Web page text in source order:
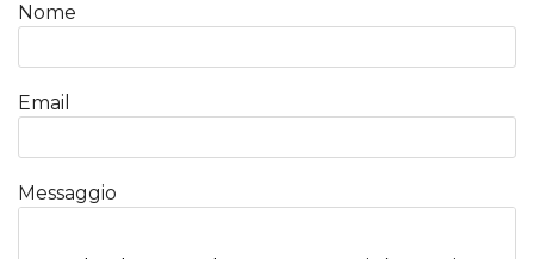
Nome
Email
Messaggio